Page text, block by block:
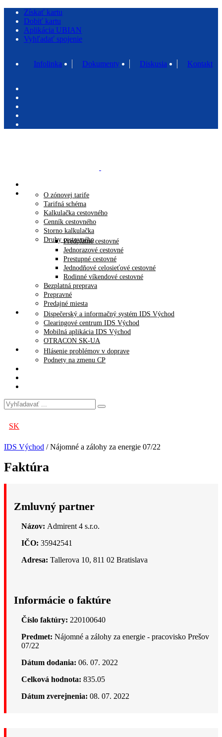
Získať kartu
Dobiť kartu
Aplikácia UBIAN
Vyhľadať spojenie
Infolinka Dokumenty Diskusia Kontakt
Tarifa IDSO zónovej tarife
Tarifná schéma
Kalkulačka cestovného
Cenník cestovného
Storno kalkulačka
Druhy cestovného
Predplatné cestovné
Jednorazové cestovné
Prestupné cestovné
Jednodňové celosieťové cestovné
Rodinné víkendové cestovné
Bezplatná preprava
Prepravné
Predajné miesta
ProjektyDispečerský a informačný systém IDS Východ
Clearingové centrum IDS Východ
Mobilná aplikácia IDS Východ
OTRACON SK-UA
Podnety/žiadosti
Hlásenie problémov v doprave
Podnety na zmenu CP
SK
IDS Východ /Nájomné a zálohy za energie 07/22
Faktúra
Zmluvný partner
Názov: Admirent 4 s.r.o.
IČO: 35942541
Adresa: Tallerova 10, 811 02 Bratislava
Informácie o faktúre
Číslo faktúry: 220100640
Predmet: Nájomné a zálohy za energie - pracovisko Prešov
07/22
Dátum dodania: 06. 07. 2022
Celková hodnota: 835.05
Dátum zverejnenia: 08. 07. 2022